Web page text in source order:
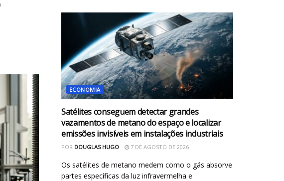
ECONOMIA
Satélites conseguem detectar grandes
vazamentos de metano do espaço e localizar
emissões invisíveis em instalações industriais
POR DOUGLAS HUGO 7 DE AGOSTO DE 2026
Os satélites de metano medem como o gás absorve
partes específicas da luz infravermelha e